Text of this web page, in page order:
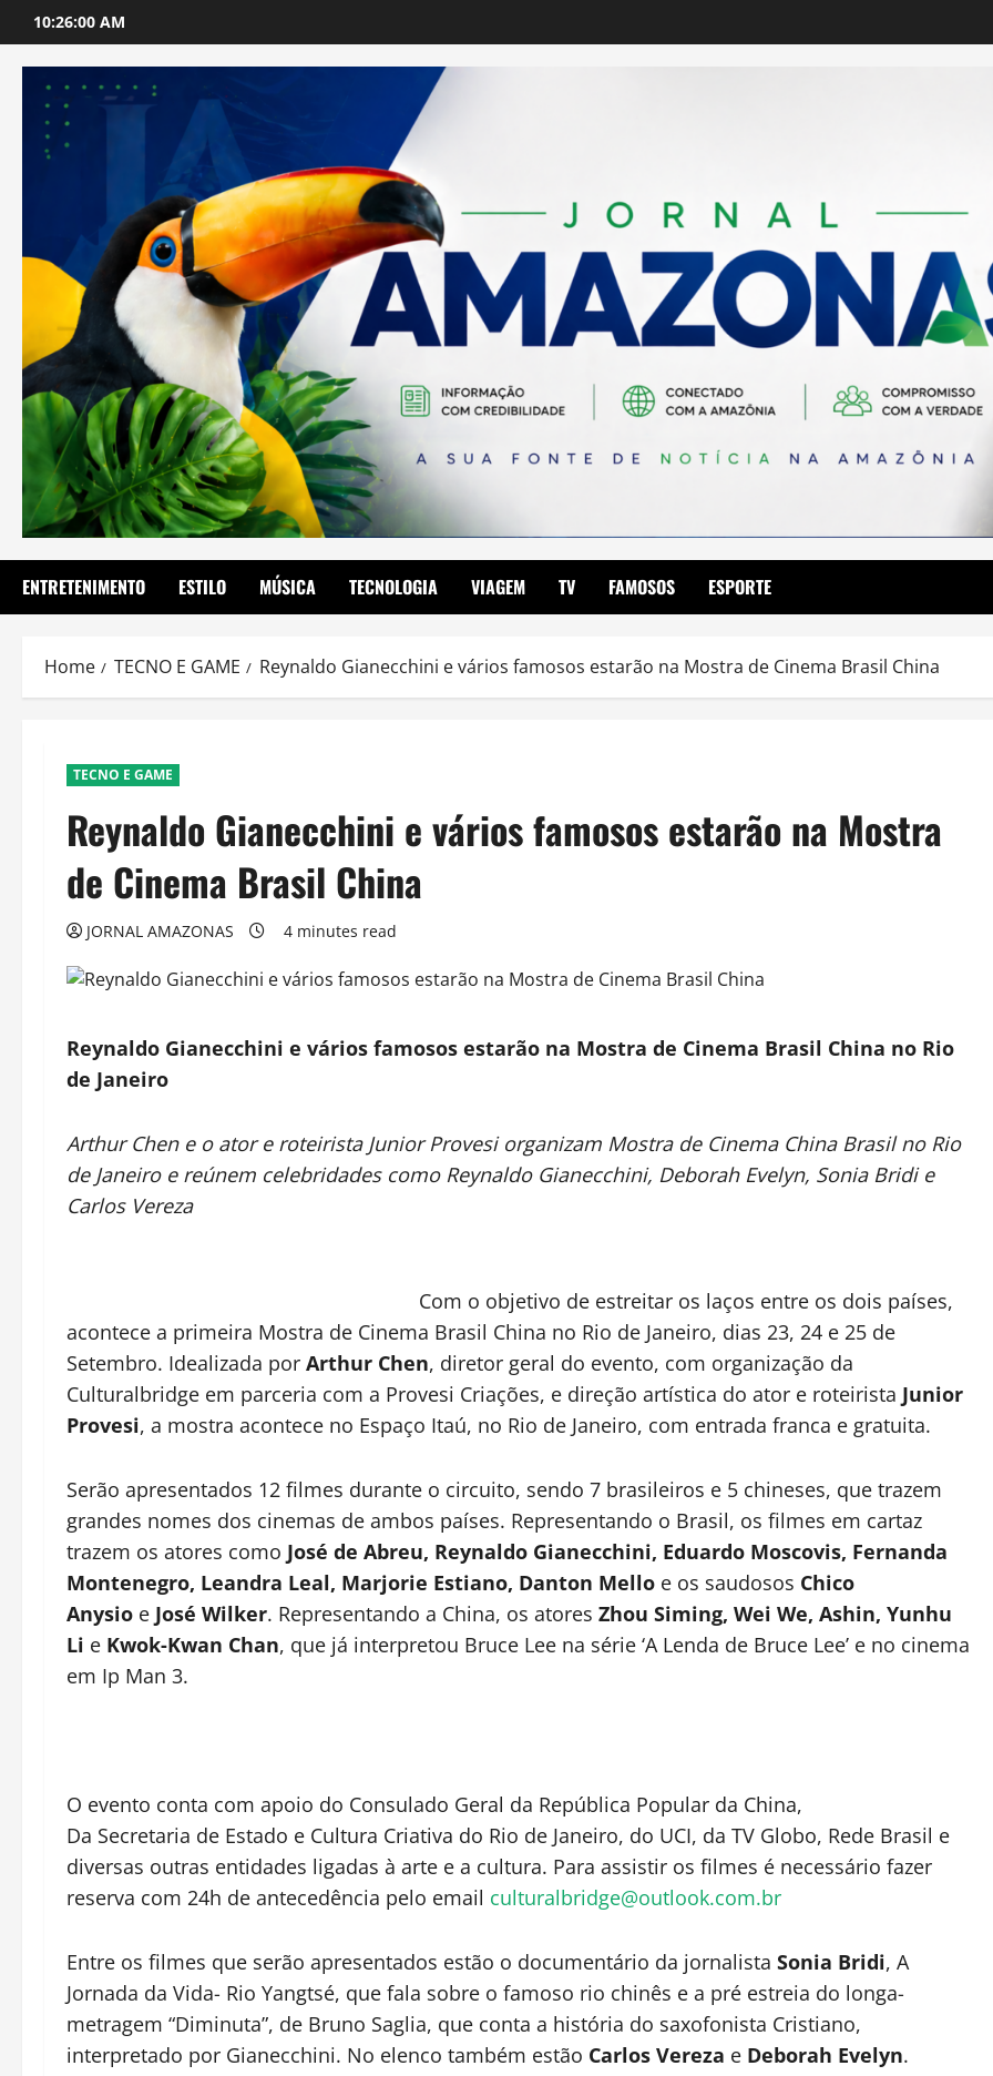
to
content
10:26:01 AM
ENTRETENIMENTO ESTILO MÚSICA TECNOLOGIA VIAGEM TV FAMOSOS ESPORTE
Home TECNO E GAME Reynaldo Gianecchini e vários famosos estarão na Mostra de Cinema Brasil China
TECNO E GAME
Reynaldo Gianecchini e vários famosos estarão na Mostra
de Cinema Brasil China
JORNAL AMAZONAS 4 minutes read
Reynaldo Gianecchini e vários famosos estarão na Mostra de Cinema Brasil China no Rio
de Janeiro
Arthur Chen e o ator e roteirista Junior Provesi organizam Mostra de Cinema China Brasil no Rio
de Janeiro e reúnem celebridades como Reynaldo Gianecchini, Deborah Evelyn, Sonia Bridi e
Carlos Vereza
Com o objetivo de estreitar os laços entre os dois países,
acontece a primeira Mostra de Cinema Brasil China no Rio de Janeiro, dias 23, 24 e 25 de
Setembro. Idealizada por Arthur Chen, diretor geral do evento, com organização da
Culturalbridge em parceria com a Provesi Criações, e direção artística do ator e roteirista Junior
Provesi, a mostra acontece no Espaço Itaú, no Rio de Janeiro, com entrada franca e gratuita.
Serão apresentados 12 filmes durante o circuito, sendo 7 brasileiros e 5 chineses, que trazem
grandes nomes dos cinemas de ambos países. Representando o Brasil, os filmes em cartaz
trazem os atores como José de Abreu, Reynaldo Gianecchini, Eduardo Moscovis, Fernanda
Montenegro, Leandra Leal, Marjorie Estiano, Danton Mello e os saudosos Chico
Anysio e José Wilker. Representando a China, os atores Zhou Siming, Wei We, Ashin, Yunhu
Li e Kwok-Kwan Chan, que já interpretou Bruce Lee na série ‘A Lenda de Bruce Lee’ e no cinema
em Ip Man 3.
O evento conta com apoio do Consulado Geral da República Popular da China,
Da Secretaria de Estado e Cultura Criativa do Rio de Janeiro, do UCI, da TV Globo, Rede Brasil e
diversas outras entidades ligadas à arte e a cultura. Para assistir os filmes é necessário fazer
reserva com 24h de antecedência pelo email culturalbridge@outlook.com.br
Entre os filmes que serão apresentados estão o documentário da jornalista Sonia Bridi, A
Jornada da Vida- Rio Yangtsé, que fala sobre o famoso rio chinês e a pré estreia do longa-
metragem “Diminuta”, de Bruno Saglia, que conta a história do saxofonista Cristiano,
interpretado por Gianecchini. No elenco também estão Carlos Vereza e Deborah Evelyn.